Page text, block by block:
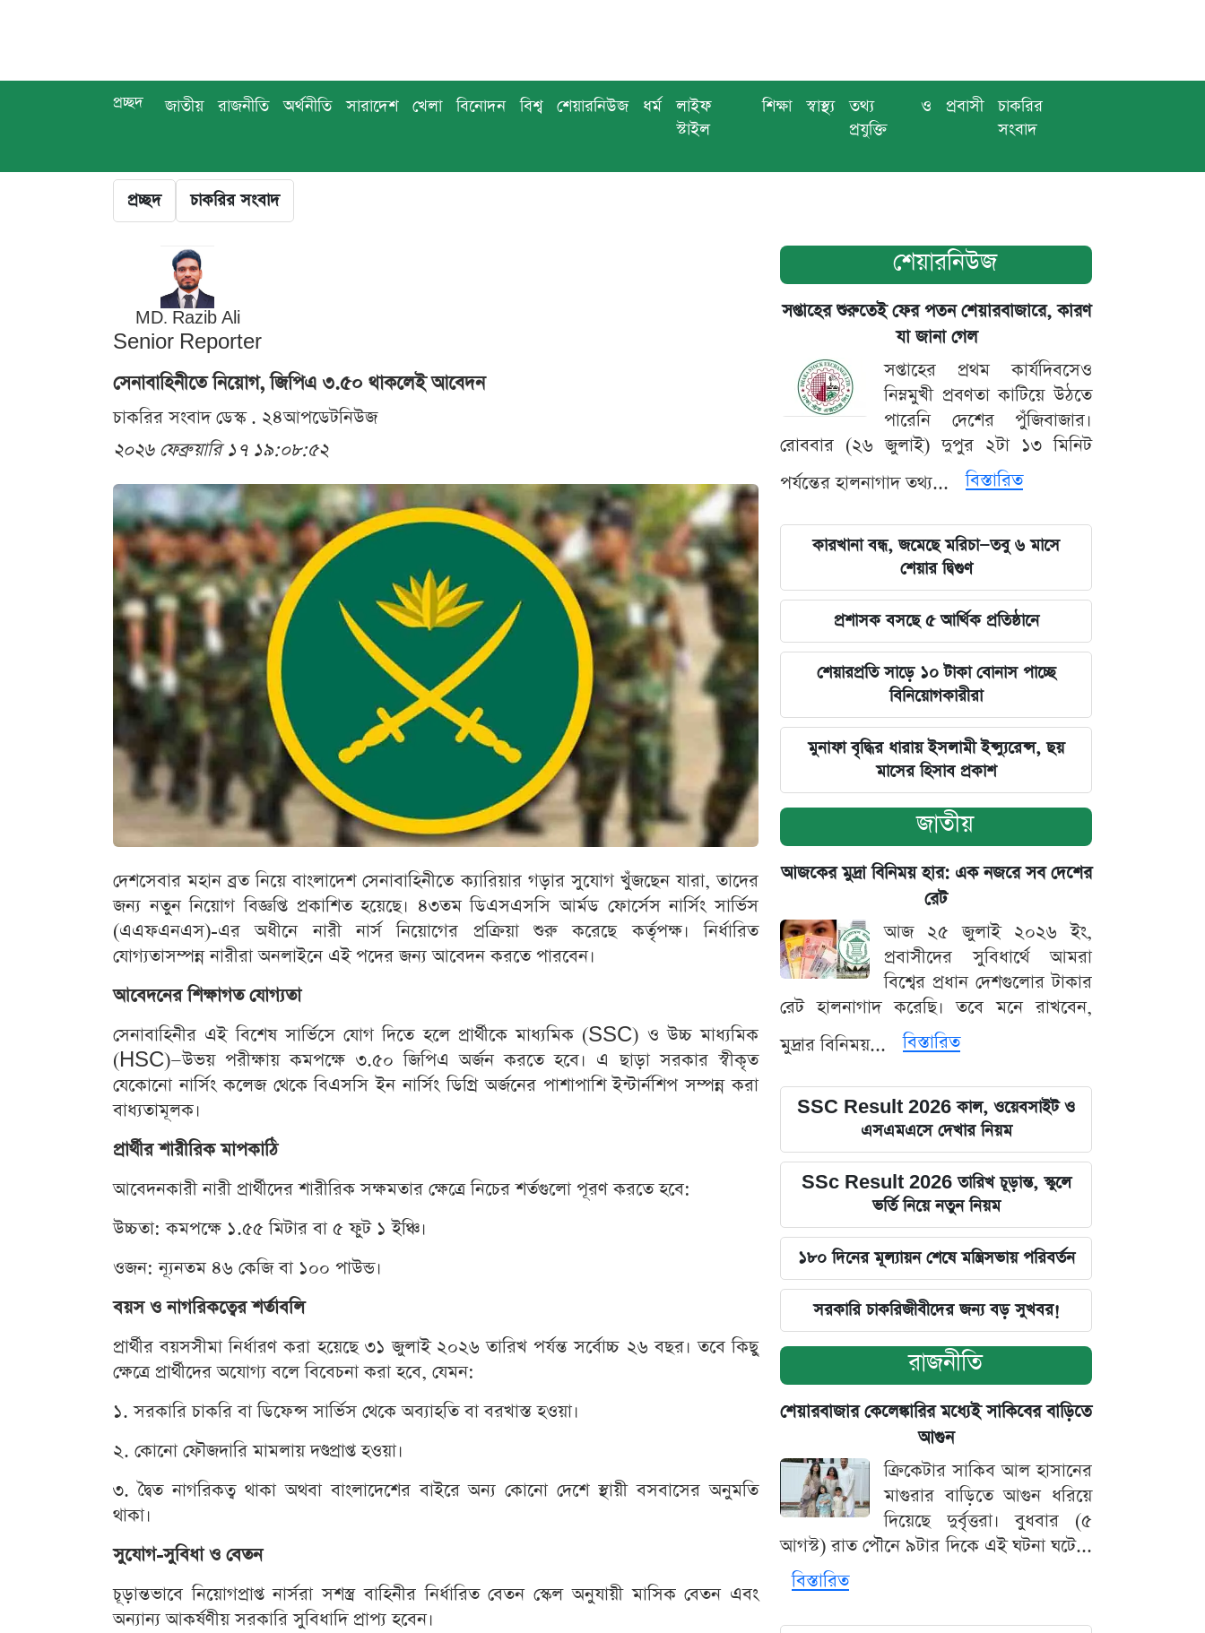
প্রচ্ছদ জাতীয় রাজনীতি অর্থনীতি সারাদেশ খেলা বিনোদন বিশ্ব শেয়ারনিউজ ধর্ম
লাইফ
স্টাইল
শিক্ষা স্বাস্থ্য
তথ্য ও
প্রযুক্তি
প্রবাসী
চাকরির
সংবাদ
প্রচ্ছদ চাকরির সংবাদ
MD. Razib Ali
Senior Reporter
সেনাবাহিনীতে নিয়োগ, জিপিএ ৩.৫০ থাকলেই আবেদন
চাকরির সংবাদ ডেস্ক . ২৪আপডেটনিউজ
২০২৬ ফেব্রুয়ারি ১৭ ১৯:০৮:৫২
দেশসেবার মহান ব্রত নিয়ে বাংলাদেশ সেনাবাহিনীতে ক্যারিয়ার গড়ার সুযোগ খুঁজছেন যারা, তাদের
জন্য নতুন নিয়োগ বিজ্ঞপ্তি প্রকাশিত হয়েছে। ৪৩তম ডিএসএসসি আর্মড ফোর্সেস নার্সিং সার্ভিস
(এএফএনএস)-এর অধীনে নারী নার্স নিয়োগের প্রক্রিয়া শুরু করেছে কর্তৃপক্ষ। নির্ধারিত
যোগ্যতাসম্পন্ন নারীরা অনলাইনে এই পদের জন্য আবেদন করতে পারবেন।
আবেদনের শিক্ষাগত যোগ্যতা
সেনাবাহিনীর এই বিশেষ সার্ভিসে যোগ দিতে হলে প্রার্থীকে মাধ্যমিক (SSC) ও উচ্চ মাধ্যমিক
(HSC)—উভয় পরীক্ষায় কমপক্ষে ৩.৫০ জিপিএ অর্জন করতে হবে। এ ছাড়া সরকার স্বীকৃত
যেকোনো নার্সিং কলেজ থেকে বিএসসি ইন নার্সিং ডিগ্রি অর্জনের পাশাপাশি ইন্টার্নশিপ সম্পন্ন করা
বাধ্যতামূলক।
প্রার্থীর শারীরিক মাপকাঠি
আবেদনকারী নারী প্রার্থীদের শারীরিক সক্ষমতার ক্ষেত্রে নিচের শর্তগুলো পূরণ করতে হবে:
উচ্চতা: কমপক্ষে ১.৫৫ মিটার বা ৫ ফুট ১ ইঞ্চি।
ওজন: ন্যূনতম ৪৬ কেজি বা ১০০ পাউন্ড।
বয়স ও নাগরিকত্বের শর্তাবলি
প্রার্থীর বয়সসীমা নির্ধারণ করা হয়েছে ৩১ জুলাই ২০২৬ তারিখ পর্যন্ত সর্বোচ্চ ২৬ বছর। তবে কিছু
ক্ষেত্রে প্রার্থীদের অযোগ্য বলে বিবেচনা করা হবে, যেমন:
১. সরকারি চাকরি বা ডিফেন্স সার্ভিস থেকে অব্যাহতি বা বরখাস্ত হওয়া।
২. কোনো ফৌজদারি মামলায় দণ্ডপ্রাপ্ত হওয়া।
৩. দ্বৈত নাগরিকত্ব থাকা অথবা বাংলাদেশের বাইরে অন্য কোনো দেশে স্থায়ী বসবাসের অনুমতি
থাকা।
সুযোগ-সুবিধা ও বেতন
চূড়ান্তভাবে নিয়োগপ্রাপ্ত নার্সরা সশস্ত্র বাহিনীর নির্ধারিত বেতন স্কেল অনুযায়ী মাসিক বেতন এবং
অন্যান্য আকর্ষণীয় সরকারি সুবিধাদি প্রাপ্য হবেন।
শেয়ারনিউজ
সপ্তাহের শুরুতেই ফের পতন শেয়ারবাজারে, কারণ
যা জানা গেল
সপ্তাহের প্রথম কার্যদিবসেও
নিম্নমুখী প্রবণতা কাটিয়ে উঠতে
পারেনি দেশের পুঁজিবাজার।
রোববার (২৬ জুলাই) দুপুর ২টা ১৩ মিনিট
পর্যন্তের হালনাগাদ তথ্য...
বিস্তারিত
কারখানা বন্ধ, জমেছে মরিচা—তবু ৬ মাসে
শেয়ার দ্বিগুণ
প্রশাসক বসছে ৫ আর্থিক প্রতিষ্ঠানে
শেয়ারপ্রতি সাড়ে ১০ টাকা বোনাস পাচ্ছে
বিনিয়োগকারীরা
মুনাফা বৃদ্ধির ধারায় ইসলামী ইন্স্যুরেন্স, ছয়
মাসের হিসাব প্রকাশ
জাতীয়
আজকের মুদ্রা বিনিময় হার: এক নজরে সব দেশের
রেট
আজ ২৫ জুলাই ২০২৬ ইং,
প্রবাসীদের সুবিধার্থে আমরা
বিশ্বের প্রধান দেশগুলোর টাকার
রেট হালনাগাদ করেছি। তবে মনে রাখবেন,
মুদ্রার বিনিময়...
বিস্তারিত
SSC Result 2026 কাল, ওয়েবসাইট ও
এসএমএসে দেখার নিয়ম
SSc Result 2026 তারিখ চূড়ান্ত, স্কুলে
ভর্তি নিয়ে নতুন নিয়ম
১৮০ দিনের মূল্যায়ন শেষে মন্ত্রিসভায় পরিবর্তন
সরকারি চাকরিজীবীদের জন্য বড় সুখবর!
রাজনীতি
শেয়ারবাজার কেলেঙ্কারির মধ্যেই সাকিবের বাড়িতে
আগুন
ক্রিকেটার সাকিব আল হাসানের
মাগুরার বাড়িতে আগুন ধরিয়ে
দিয়েছে দুর্বৃত্তরা। বুধবার (৫
আগস্ট) রাত পৌনে ৯টার দিকে এই ঘটনা ঘটে...
বিস্তারিত